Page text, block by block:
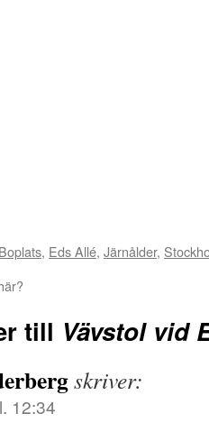
Boplats, Eds Allé, Järnålder,
till Vävstol vid
skriver:
12:34